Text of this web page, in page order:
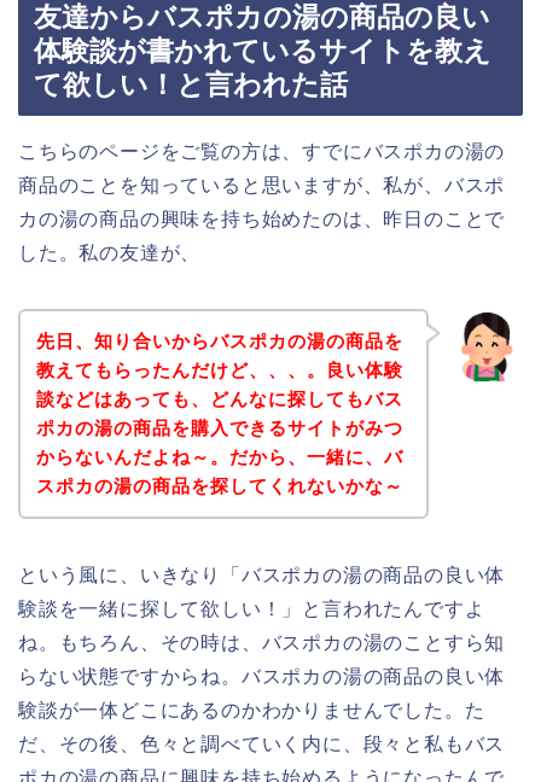
友達からバスポカの湯の商品の良い
体験談が書かれているサイトを教え
て欲しい！と言われた話
こちらのページをご覧の方は、すでにバスポカの湯の
商品のことを知っていると思いますが、私が、バスポ
カの湯の商品の興味を持ち始めたのは、昨日のことで
した。私の友達が、
先日、知り合いからバスポカの湯の商品を
教えてもらったんだけど、、、。良い体験
談などはあっても、どんなに探してもバス
ポカの湯の商品を購入できるサイトがみつ
からないんだよね～。だから、一緒に、バ
スポカの湯の商品を探してくれないかな～
という風に、いきなり「バスポカの湯の商品の良い体
験談を一緒に探して欲しい！」と言われたんですよ
ね。もちろん、その時は、バスポカの湯のことすら知
らない状態ですからね。バスポカの湯の商品の良い体
験談が一体どこにあるのかわかりませんでした。た
だ、その後、色々と調べていく内に、段々と私もバス
ポカの湯の商品に興味を持ち始めるようになったんで